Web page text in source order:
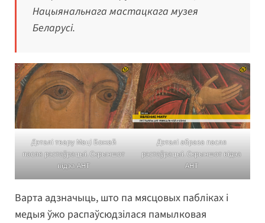
Нацыянальнага мастацкага музея
Беларусі.
Дэталі твару Маці Божай
пасля рэстаўрацыі. Скрыншот
відэа АНТ
Дэталі абраза пасля
рэстаўрацыі. Скрыншот відэа
АНТ
Варта адзначыць, што па мясцовых пабліках і
медыя ўжо распаўсюдзілася памылковая